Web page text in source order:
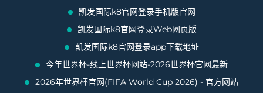
凯发国际k8官网登录手机版官网
凯发国际k8官网登录Web网页版
凯发国际k8官网登录app下载地址
今年世界杯-线上世界杯网站-2026世界杯官网最新
2026年世界杯官网(FIFA World Cup 2026) - 官方网站